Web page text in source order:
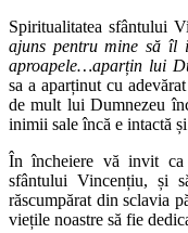
Spiritualitatea sfântului
ajuns pentru mine să îl
aproapele…aparțin lui
sa a aparținut cu
de mult lui Dumnezeu
inimii sale încă e intactă
În încheiere vă invit
sfântului Vincențiu, și
răscumpărat din sclavia
viețile noastre să fie